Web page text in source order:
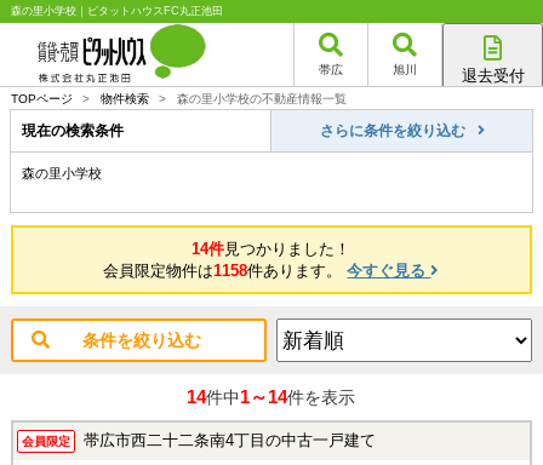
森の里小学校｜ピタットハウスFC丸正池田
帯広 旭川 退去受付
旭川店
TOPページ > 物件検索 > 森の里小学校の不動産情報一覧
現在の検索条件 さらに条件を絞り込む
森の里小学校
14件見つかりました！
会員限定物件は1158件あります。今すぐ見る
条件を絞り込む
14件中1～14件を表示
会員限定 帯広市西二十二条南4丁目の中古一戸建て